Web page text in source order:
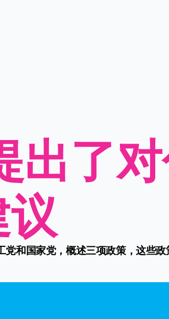
出了
党和国家党，概述三项政策，这些